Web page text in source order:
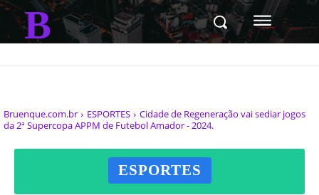
B
Bruenque.com.br ESPORTES
Cidade de Regeneração vai sediar jogos
da 2ª Supercopa APPM de Futebol Amador - 2024.
ESPORTES